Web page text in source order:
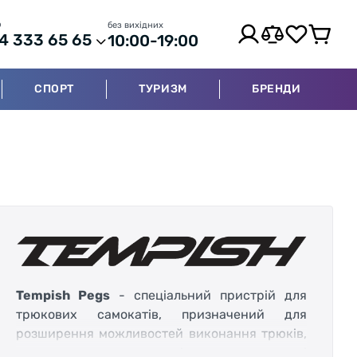
333 65 65
без вихідних
10:00-19:00
СПОРТ ТУРИЗМ БРЕНДИ
Tempish Pegs - спеціальний пристрій для
трюкових самокатів, призначений для
розширення можливостей виконання трюків,